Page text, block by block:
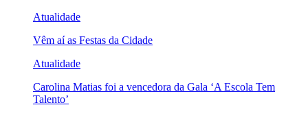
Atualidade
Vêm aí as Festas da Cidade
Atualidade
Carolina Matias foi a vencedora da Gala ‘A Escola Tem
Talento’